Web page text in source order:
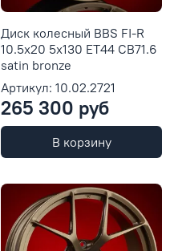
Диск колесный BBS FI-R
10.5x20 5x130 ET44 CB71.6
satin bronze
Артикул: 10.02.2721
265 300 руб
В корзину